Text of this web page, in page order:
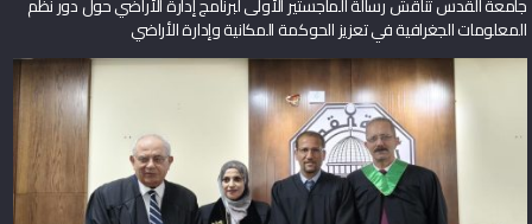
جامعة القدس تناقش رسالة الماجستير الأولى لبرنامج إدارة الأراضي حول دور نظم
المعلومات الجغرافية في تعزيز الحوكمة المكانية وإدارة الأراضي